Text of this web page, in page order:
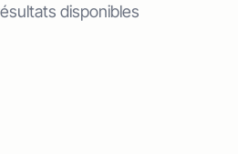
disponibles